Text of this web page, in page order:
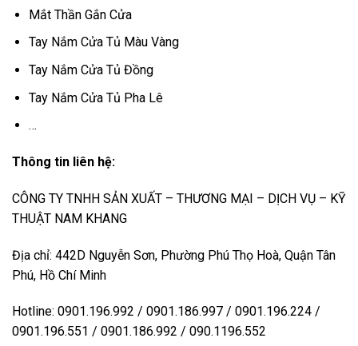
Mắt Thần Gắn Cửa
Tay Nắm Cửa Tủ Màu Vàng
Tay Nắm Cửa Tủ Đồng
Tay Nắm Cửa Tủ Pha Lê
…
Thông tin liên hệ:
CÔNG TY TNHH SẢN XUẤT – THƯƠNG MẠI – DỊCH VỤ – KỸ
THUẬT NAM KHANG
Địa chỉ: 442D Nguyễn Sơn, Phường Phú Thọ Hoà, Quận Tân
Phú, Hồ Chí Minh
Hotline: 0901.196.992 / 0901.186.997 / 0901.196.224 /
0901.196.551 / 0901.186.992 / 090.1196.552